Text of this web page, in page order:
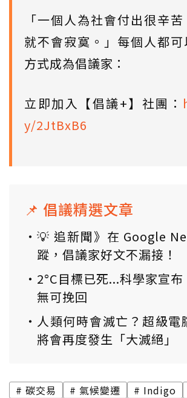
「一個人為社會付出很辛
就不會寂寞。」每個人都
方式成為倡議家：
立即加入【倡議+】社團：
y/2JtBxB6
📌 倡議精選文章
💡 追新聞》在 Google
蹤，倡議家好文不漏接！
2°C目標已死...科學家宣
無可挽回
人類何時會滅亡？超級電
將會再度發生「大滅絕」
碳交易 氣候變遷 Indigo